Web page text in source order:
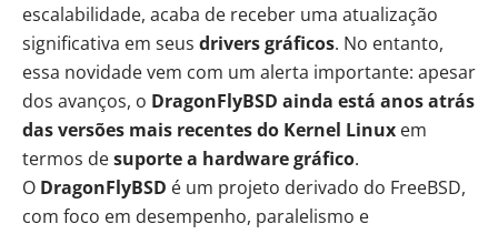
escalabilidade, acaba de receber uma atualização
significativa em seus drivers gráficos. No entanto,
essa novidade vem com um alerta importante: apesar
dos avanços, o DragonFlyBSD ainda está anos atrás
das versões mais recentes do Kernel Linux em
termos desuporte a hardware gráfico.
O DragonFlyBSD é um projeto derivado do FreeBSD,
com foco em desempenho, paralelismo e